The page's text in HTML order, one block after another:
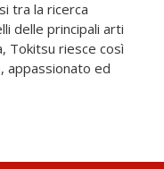
tra la ricerca
delle principali arti
Tokitsu riesce così
appassionato ed